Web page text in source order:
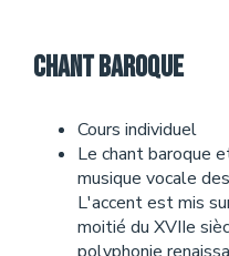
Chant baroque
Cours individuel
Le chant baroque
musique vocale
L'accent est mis
moitié du XVIIe